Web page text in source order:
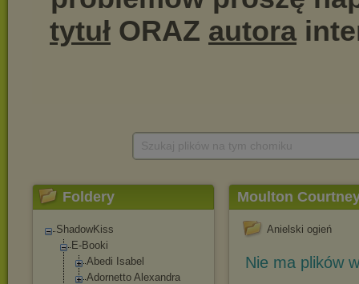
Foldery
ShadowKiss
E-Booki
Abedi Isabel
Adornetto Alexandra
Moulton
Anielski ogień
Nie ma plików